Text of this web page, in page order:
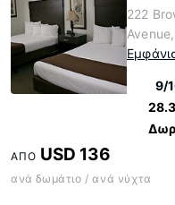
222
9/
ΑΠΌ USD 136
ανά δωμάτιο / ανά νύχτα